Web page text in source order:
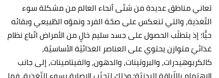
تعاني مناطق عديدة من شتّى أنحاء العالم من مشكلة سوء
التّغذية، والتي تنعكس على صحّة الفرد ونموّه الطّبيعي وبقائه
حيًّا؛ إذ يتطلّب الحصول على جسد سليم خالٍ من الأمراض اتّباع نظام
غذائيّ متوازن يحتوي على العناصر الغذائيّة الأساسيّة،
كالكربوهيدرات، والبروتينات، والدهون، والفيتامينات، إلى جانب